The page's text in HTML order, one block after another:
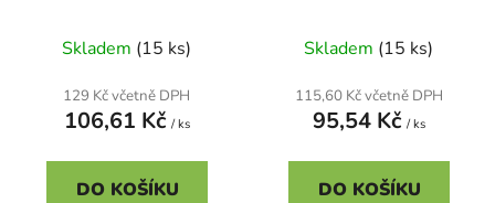
Skladem (15 ks)
129 Kč včetně DPH
106,61 Kč / ks
DO KOŠÍKU
Skladem (15 ks)
115,60 Kč včetně DPH
95,54 Kč / ks
DO KOŠÍKU